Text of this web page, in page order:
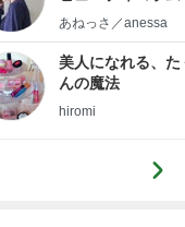
little
あねっさ／anessa
美人になれる、た
んの魔法
hiromi